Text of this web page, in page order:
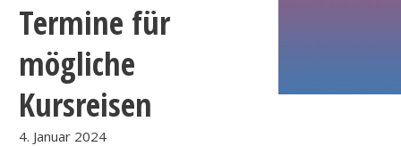
Termine für
mögliche
Kursreisen
4. Januar 2024